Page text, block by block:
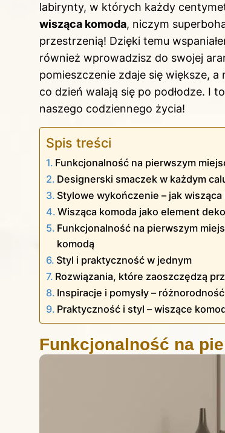
labirynty, w których każdy
wisząca komoda, niczym
przestrzenią! Dzięki temu
również wprowadzisz do swojej
pomieszczenie zdaje się większe,
co dzień walają się po podłodze. I
naszego codziennego życia!
Spis treści
Funkcjonalność na pierwszym
Designerski smaczek w każdym
Stylowe wykończenie – jak
Wisząca komoda jako element
Funkcjonalność na pierwszym
komodą
Styl i praktyczność w jednym
Rozwiązania, które zaoszczędzą
Inspiracje i pomysły –
Praktyczność i styl – wiszące
Funkcjonalność na